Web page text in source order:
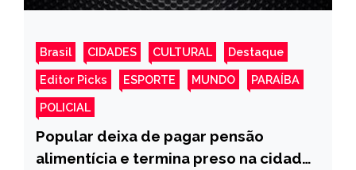
Brasil CIDADES CULTURAL Destaque
Editor Picks ESPORTE MUNDO PARAÍBA
POLICIAL
Popular deixa de pagar pensão
alimentícia e termina preso na cidade